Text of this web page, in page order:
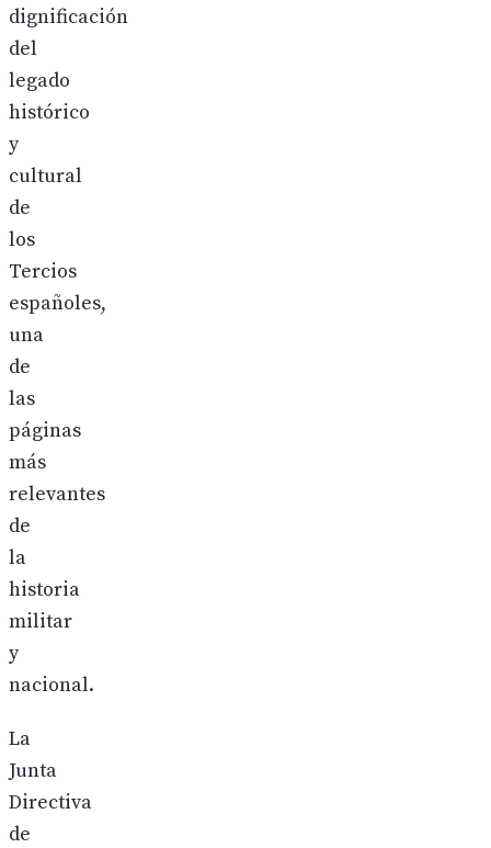
dignificación
del
legado
histórico
y
cultural
de
los
Tercios
españoles,
una
de
las
páginas
más
relevantes
de
la
historia
militar
y
nacional.
La
Junta
Directiva
de